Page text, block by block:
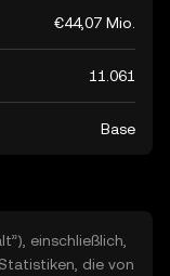
€44,07 Mio.
11.061
Base
einschließlich,
die von